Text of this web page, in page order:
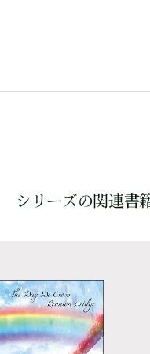
シリーズの関連書